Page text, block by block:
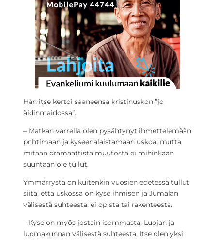
Hän itse kertoi saaneensa kristinuskon ”jo
äidinmaidossa”.
– Matkan varrella olen pysähtynyt ihmettelemään,
pohtimaan ja kyseenalaistamaan uskoa, mutta
mitään dramaattista muutosta ei mihinkään
suuntaan ole tullut.
Ymmärrystä on kuitenkin vuosien edetessä tullut
siitä, että uskossa on kyse ihmisen ja Jumalan
välisestä suhteesta, ei opista tai rakenteesta.
– Kyse on myös jostain isommasta, Luojan ja
luomakunnan välisestä suhteesta. Itse olen yksi